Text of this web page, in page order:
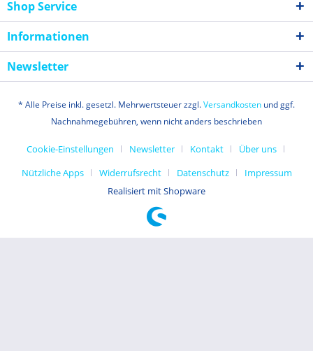
Shop Service
Informationen
Newsletter
* Alle Preise inkl. gesetzl. Mehrwertsteuer zzgl.Versandkosten und ggf.
Nachnahmegebühren, wenn nicht anders beschrieben
Cookie-Einstellungen Newsletter Kontakt
Über uns
Nützliche Apps
Widerrufsrecht Datenschutz
Impressum
Realisiert mit Shopware